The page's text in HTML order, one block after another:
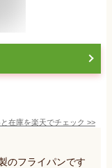
在庫を楽天でチェック >>
のフライパンです